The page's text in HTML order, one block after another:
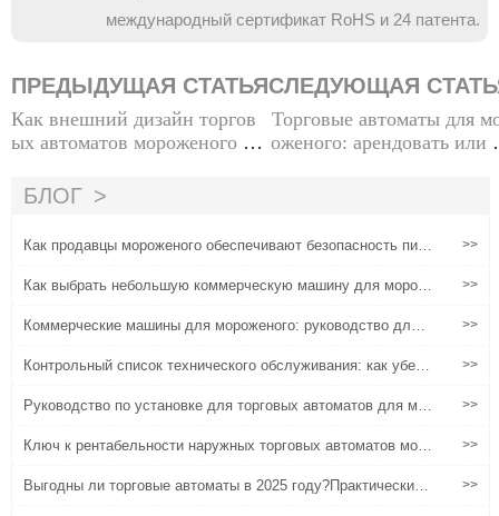
международный сертификат RoHS и 24 патента.
ПРЕДЫДУЩАЯ СТАТЬЯ
Как внешний дизайн торгов
ых автоматов мороженого от
СЛЕДУЮЩАЯ
Торговые автоматы для
оженого: арендовать или
БЛОГ
Как продавцы мороженого обеспечивают безопасность пищ
>>
Как выбрать небольшую коммерческую машину для морож
>>
Коммерческие машины для мороженого: руководство для г
служиванию и увеличению прибыли.
>>
Контрольный список технического обслуживания: как убеди
4 / 7
>>
Руководство по установке для торговых автоматов для мо
>>
Ключ к рентабельности наружных торговых автоматов мор
>>
Выгодны ли торговые автоматы в 2025 году?Практический
>>